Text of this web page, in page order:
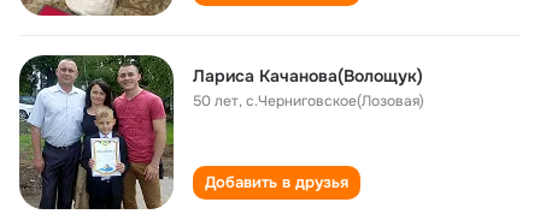
Лариса Качанова(Волощук)
50 лет,c.Черниговское(Лозовая)
Добавить в друзья